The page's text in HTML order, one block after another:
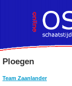
Ploegen
Team Zaanlander